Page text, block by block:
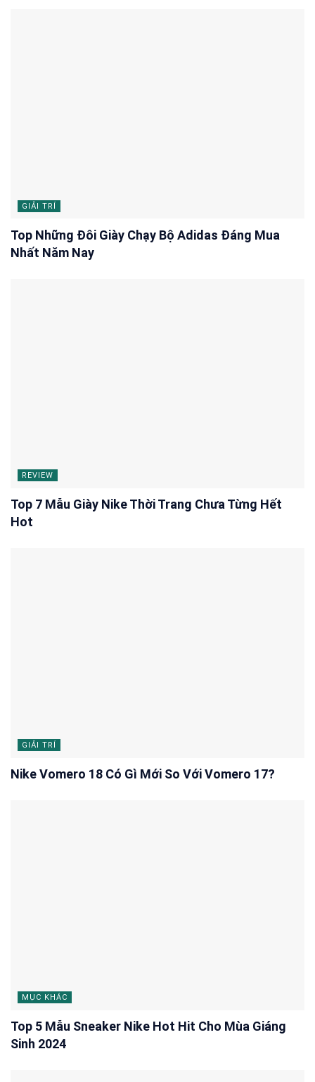
GIẢI TRÍ
Top Những Đôi Giày Chạy Bộ Adidas Đáng Mua
Nhất Năm Nay
REVIEW
Top 7 Mẫu Giày Nike Thời Trang Chưa Từng Hết
Hot
GIẢI TRÍ
Nike Vomero 18 Có Gì Mới So Với Vomero 17?
MỤC KHÁC
Top 5 Mẫu Sneaker Nike Hot Hit Cho Mùa Giáng
Sinh 2024